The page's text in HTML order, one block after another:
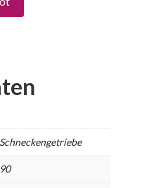
Schneckengetriebe
90